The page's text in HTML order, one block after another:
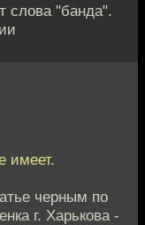
слова "банда".
имеет.
черным по
г. Харькова -